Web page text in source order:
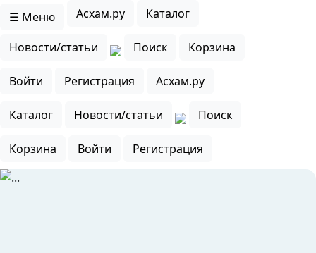
☰ Меню Асхам.ру Каталог
Новости/статьи Поиск Корзина
Войти Регистрация Асхам.ру
Каталог Новости/статьи Поиск
Корзина Войти Регистрация